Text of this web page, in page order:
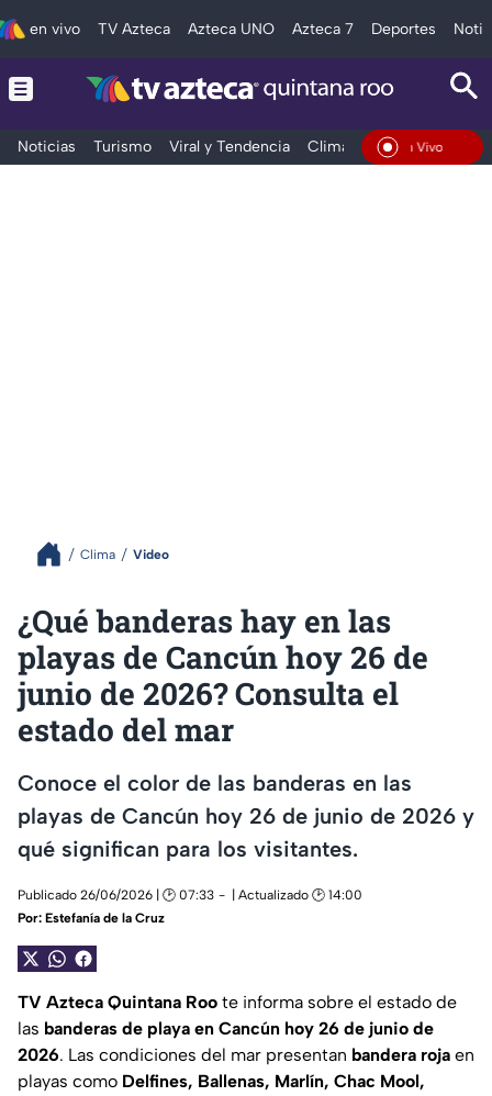
en vivo TV Azteca Azteca UNO Azteca 7 Deportes
Noticias Turismo Viral y Tendencia Clima Tráfico
En Vivo
Clima Video
¿Qué banderas hay en las
playas de Cancún hoy 26 de
junio de 2026? Consulta el
estado del mar
Conoce el color de las banderas en las
playas de Cancún hoy 26 de junio de 2026 y
qué significan para los visitantes.
Publicado 26/06/2026 | 🕑 07:33
| Actualizado 🕑 14:00
Por: Estefanía de la Cruz
TV Azteca Quintana Roo te informa sobre el estado de
las banderas de playa en Cancún hoy 26 de junio de
2026. Las condiciones del mar presentan bandera roja en
playas como Delfines, Ballenas, Marlín, Chac Mool,